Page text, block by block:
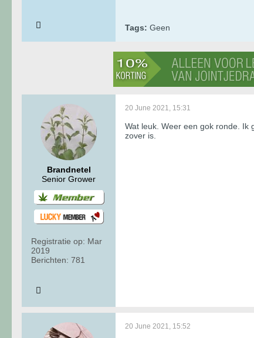
Tags: Geen
Brandnetel
Senior Grower
Registratie op: Mar
2019
Berichten: 781
20 June 2021, 15:31
Wat leuk. Weer een gok ronde. Ik
zover is.
20 June 2021, 15:52